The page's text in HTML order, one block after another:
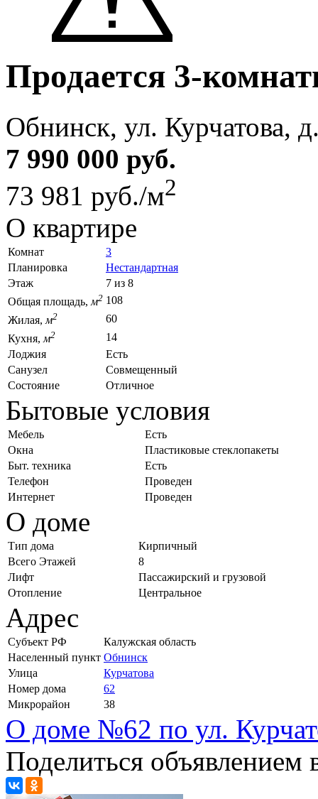
Продается 3-
Обнинск, ул. Курчатова,
7 990 000 руб.
73 981 руб./м2
О квартире
Комнат
3
Планировка
Нестандартная
Этаж
7 из 8
Общая площадь, м2 108
Жилая, м2
60
Кухня, м2
14
Лоджия
Есть
Санузел
Совмещенный
Состояние
Отличное
Бытовые условия
Мебель
Есть
Окна
Пластиковые стеклопакеты
Быт. техника
Есть
Телефон
Проведен
Интернет
Проведен
О доме
Тип дома
Кирпичный
Всего Этажей
8
Лифт
Пассажирский и грузовой
Отопление
Центральное
Адрес
Субъект РФ
Калужская область
Населенный пункт Обнинск
Улица
Курчатова
Номер дома
62
Микрорайон
38
О доме №62 по ул.
Поделиться объявлением